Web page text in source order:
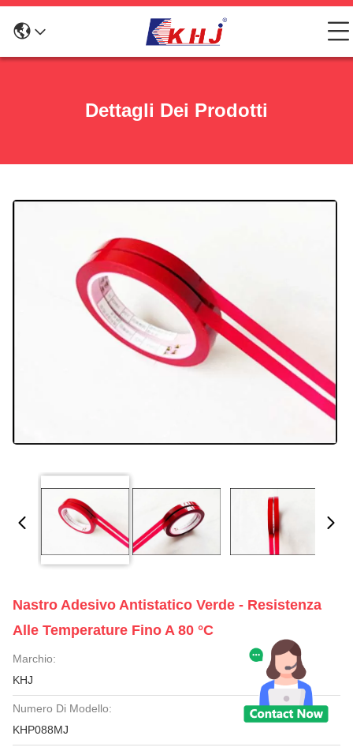
Dettagli Dei Prodotti
Nastro Adesivo Antistatico Verde - Resistenza
Alle Temperature Fino A 80 °C
Marchio:
KHJ
Numero Di Modello:
KHP088MJ